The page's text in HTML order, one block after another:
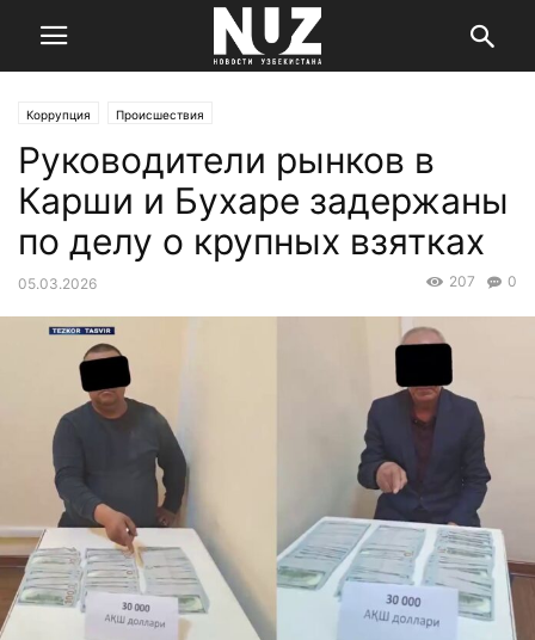
Коррупция Происшествия
Руководители рынков в
Карши и Бухаре задержаны
по делу о крупных взятках
05.03.2026 0
207